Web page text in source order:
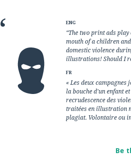
ENG
“The two print ads
mouth of a children
domestic violence
illustrations! Should I
FR
« Les deux
la bouche d'un enfant
recrudescence des
traitées en illustration
plagiat. Volontaire ou
Be